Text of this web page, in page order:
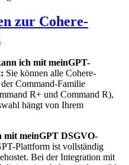
zur Cohere-
ich mit meinGPT-
Sie können alle Cohere-
Command-Familie
R+ und Command R),
hängt von Ihrem
mit meinGPT DSGVO-
Plattform ist vollständig
Bei der Integration mit